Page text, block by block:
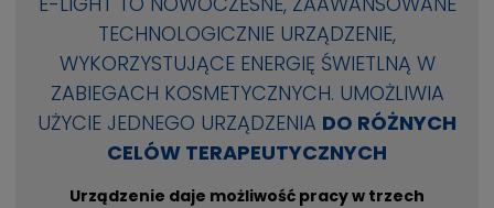
TECHNOLOGICZNIE URZĄDZENIE,
WYKORZYSTUJĄCE ENERGIĘ ŚWIETLNĄ W
ZABIEGACH KOSMETYCZNYCH. UMOŻLIWIA
UŻYCIE JEDNEGO URZĄDZENIA DO RÓŻNYCH
CELÓW TERAPEUTYCZNYCH
Urządzenie daje możliwość pracy w trzech